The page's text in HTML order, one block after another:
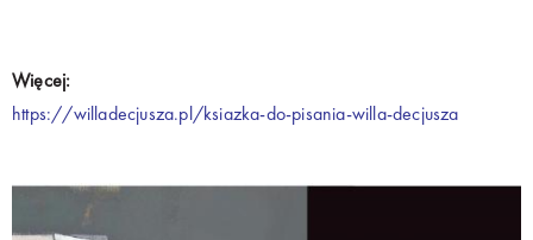
Więcej:
https://willadecjusza.pl/ksiazka-do-pisania-willa-decjusza